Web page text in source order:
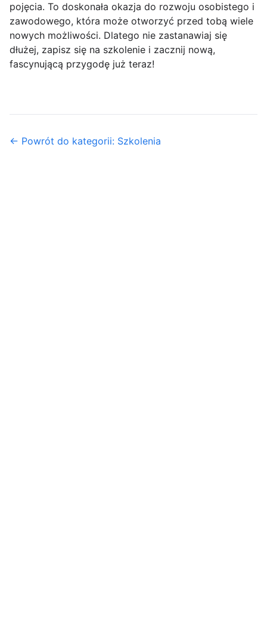
pojęcia. To doskonała okazja do rozwoju osobistego i
zawodowego, która może otworzyć przed tobą wiele
nowych możliwości. Dlatego nie zastanawiaj się
dłużej, zapisz się na szkolenie i zacznij nową,
fascynującą przygodę już teraz!
← Powrót do kategorii: Szkolenia